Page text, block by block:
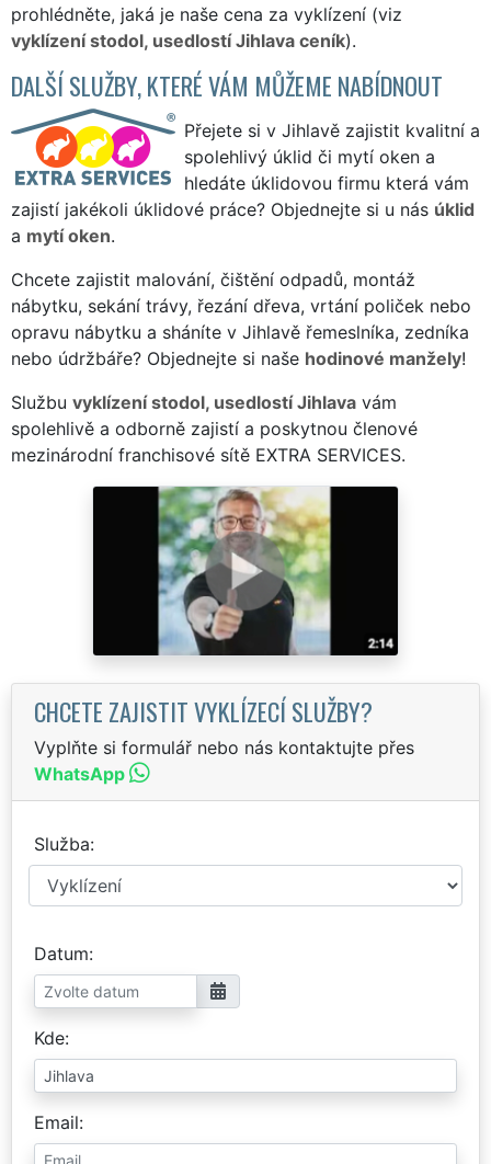
prohlédněte, jaká je naše cena za vyklízení (viz
vyklízení stodol, usedlostí Jihlava ceník).
DALŠÍ SLUŽBY, KTERÉ VÁM MŮŽEME NABÍDNOUT
Přejete si v Jihlavě zajistit kvalitní a
spolehlivý úklid či mytí oken a
hledáte úklidovou firmu která vám
zajistí jakékoli úklidové práce? Objednejte si u nás úklid
a mytí oken.
Chcete zajistit malování, čištění odpadů, montáž
nábytku, sekání trávy, řezání dřeva, vrtání poliček nebo
opravu nábytku a sháníte v Jihlavě řemeslníka, zedníka
nebo údržbáře? Objednejte si naše hodinové manžely!
Službu vyklízení stodol, usedlostí Jihlava vám
spolehlivě a odborně zajistí a poskytnou členové
mezinárodní franchisové sítě EXTRA SERVICES.
CHCETE ZAJISTIT VYKLÍZECÍ SLUŽBY?
Vyplňte si formulář nebo nás kontaktujte přes
WhatsApp
Služba
Datum
Kde
Email